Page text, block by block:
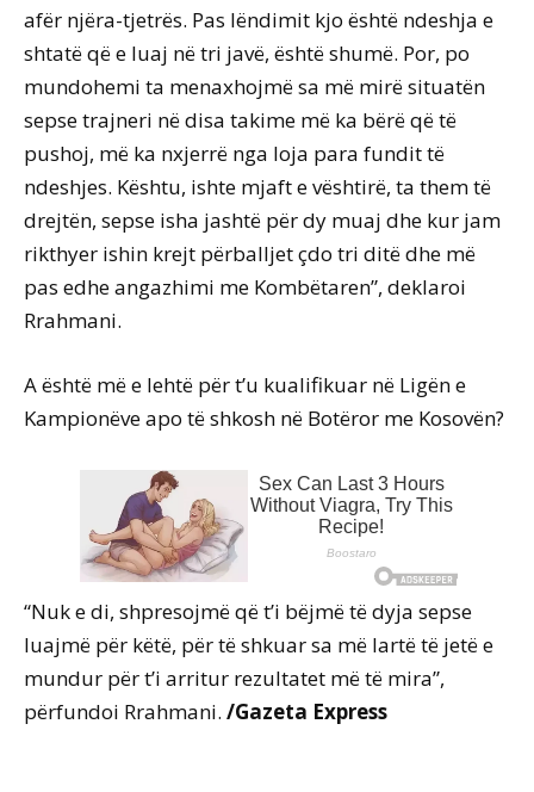
afër njëra-tjetrës. Pas lëndimit kjo është ndeshja e
shtatë që e luaj në tri javë, është shumë. Por, po
mundohemi ta menaxhojmë sa më mirë situatën
sepse trajneri në disa takime më ka bërë që të
pushoj, më ka nxjerrë nga loja para fundit të
ndeshjes. Kështu, ishte mjaft e vështirë, ta them të
drejtën, sepse isha jashtë për dy muaj dhe kur jam
rikthyer ishin krejt përballjet çdo tri ditë dhe më
pas edhe angazhimi me Kombëtaren”, deklaroi
Rrahmani.
A është më e lehtë për t’u kualifikuar në Ligën e
Kampionëve apo të shkosh në Botëror me Kosovën?
“Nuk e di, shpresojmë që t’i bëjmë të dyja sepse
luajmë për këtë, për të shkuar sa më lartë të jetë e
mundur për t’i arritur rezultatet më të mira”,
përfundoi Rrahmani. /Gazeta Express